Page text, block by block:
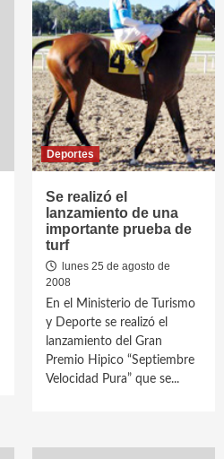
Deportes
Se realizó el
lanzamiento de una
importante prueba de
turf
lunes 25 de agosto de
2008
En el Ministerio de Turismo
y Deporte se realizó el
lanzamiento del Gran
Premio Hipico “Septiembre
Velocidad Pura” que se...